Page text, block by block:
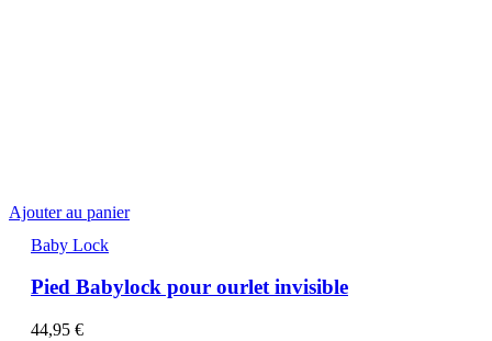
Ajouter au panier
Baby Lock
Pied Babylock pour ourlet invisible
44,95 €